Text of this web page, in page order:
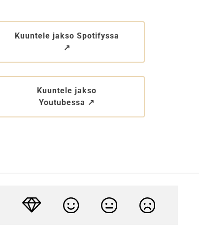
Kuuntele jakso Spotifyssa
↗︎
Kuuntele jakso
Youtubessa ↗︎